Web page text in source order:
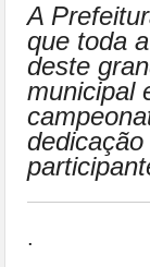
A
que toda
deste
municipal
.